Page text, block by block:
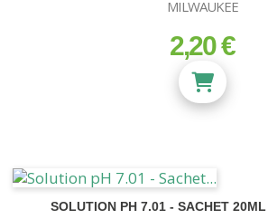
MILWAUKEE
prix
2,20 €
SOLUTION PH 7.01 - SACHET